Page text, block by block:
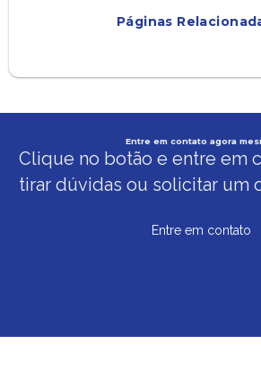
Páginas
Entre em contato agora
Clique no botão e entre em
tirar dúvidas ou solicitar um
Entre em contato